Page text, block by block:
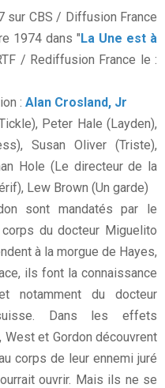
sur CBS / Diffusion France
1974 dans "La Une est à
/ Rediffusion France le :
: Alan Crosland, Jr
Peter Hale (Layden),
Susan Oliver (Triste),
Hole (Le directeur de la
Lew Brown (Un garde)
sont mandatés par le
du docteur Miguelito
à la morgue de Hayes,
ils font la connaissance
du docteur
Dans les effets
et Gordon découvrent
corps de leur ennemi juré
ouvrir. Mais ils ne se